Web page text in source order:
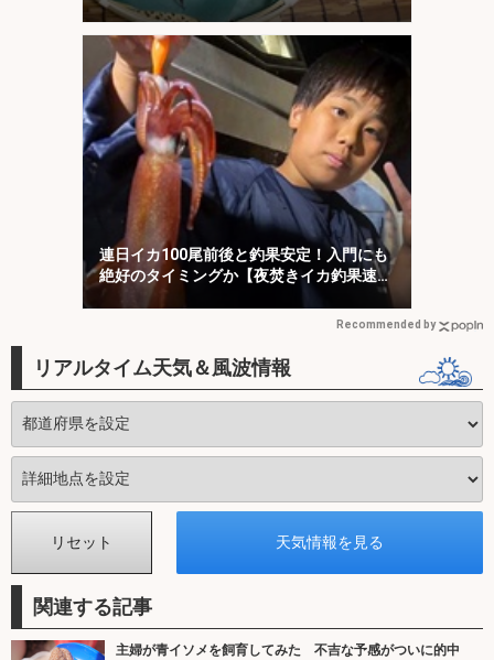
証
連日イカ100尾前後と釣果安定！入門にも
絶好のタイミングか【夜焚きイカ釣果速報
20選・福岡】
Recommended by
リアルタイム天気＆風波情報
関連する記事
主婦が青イソメを飼育してみた 不吉な予感がついに的中